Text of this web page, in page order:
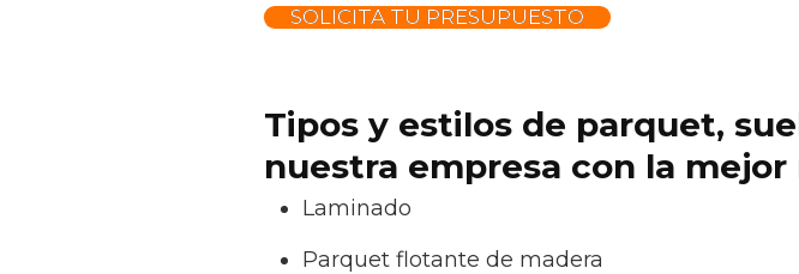
SOLICITA TU PRESUPUESTO
Tipos y estilos de parquet,
nuestra empresa con la
Laminado
Parquet flotante de madera